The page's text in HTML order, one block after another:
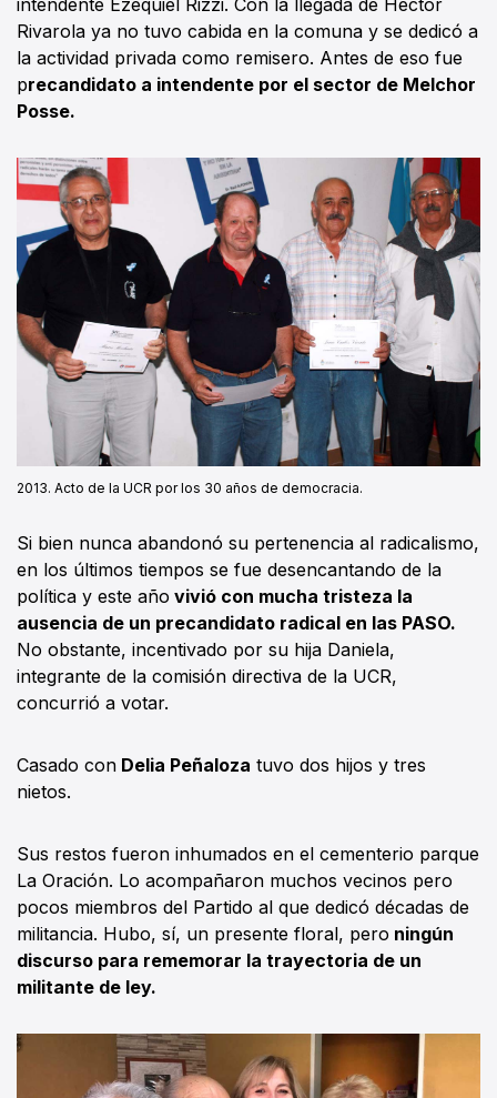
Rivarola ya no tuvo cabida en la comuna y se dedicó a
la actividad privada como remisero. Antes de eso fue
precandidato a intendente por el sector de Melchor
Posse.
2013. Acto de la UCR por los 30 años de democracia.
Si bien nunca abandonó su pertenencia al radicalismo,
en los últimos tiempos se fue desencantando de la
política y este año vivió con mucha tristeza la
ausencia de un precandidato radical en las PASO.
No obstante, incentivado por su hija Daniela,
integrante de la comisión directiva de la UCR,
concurrió a votar.
Casado con Delia Peñaloza tuvo dos hijos y tres
nietos.
Sus restos fueron inhumados en el cementerio parque
La Oración. Lo acompañaron muchos vecinos pero
pocos miembros del Partido al que dedicó décadas de
militancia. Hubo, sí, un presente floral, pero ningún
discurso para rememorar la trayectoria de un
militante de ley.